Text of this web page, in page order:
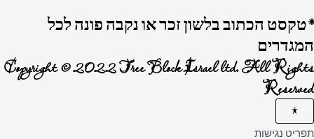
*טקסט הכתוב בלשון זכר או נקבה פונה לכל
המגדרים
Copyright © 2022 Tree Block Israel ltd. All Rights
Reserved
תפריט נגישות